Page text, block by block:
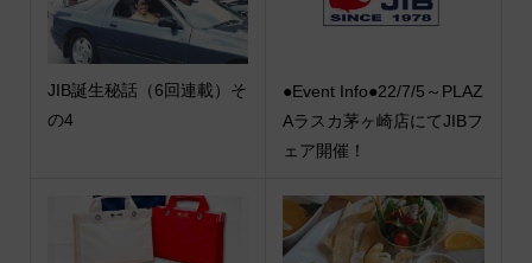
JIB誕生秘話（6回連載）そ
の4
●Event Info●22/7/5～PLAZ
Aラスカ茅ヶ崎店にてJIBフ
ェア開催！